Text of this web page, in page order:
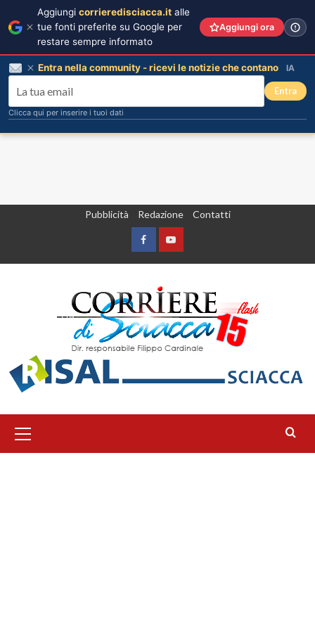
Pubblicità Redazione Contatti
FacebookYountube
principale
Aggiungi corrieredisciacca.it alle
tue fonti preferite su Google per
restare sempre informato
Aggiungi ora
Entra nella community - ricevi le notizie che contano IA
Entra
Clicca qui per inserire i tuoi dati